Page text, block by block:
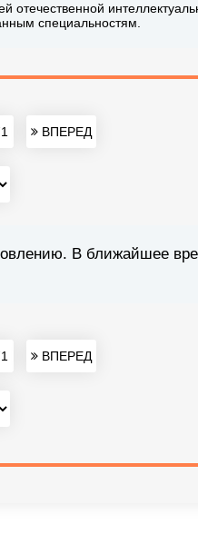
отечественной
специальностям.
ВПЕРЕД
В ближайшее
ВПЕРЕД